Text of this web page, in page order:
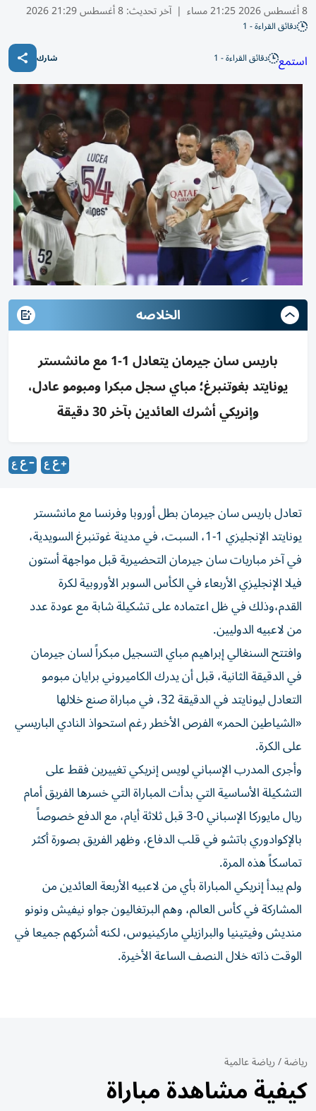
8 أغسطس 2026 21:25 مساء | آخر تحديث:8 أغسطس 21:29 2026
دقائق القراءة - 1
استمع دقائق القراءة - 1 شارك
الخلاصه
باريس سان جيرمان يتعادل 1-1 مع مانشستر
يونايتد بغوتنبرغ؛ مباي سجل مبكرا ومبومو عادل،
وإنريكي أشرك العائدين بآخر 30 دقيقة
تعادل باريس سان جيرمان بطل أوروبا وفرنسا مع مانشستر
يونايتد الإنجليزي 1-1، السبت، في مدينة غوتنبرغ السويدية،
في آخر مباريات سان جيرمان التحضيرية قبل مواجهة أستون
فيلا الإنجليزي الأربعاء في الكأس السوبر الأوروبية لكرة
القدم،وذلك في ظل اعتماده على تشكيلة شابة مع عودة عدد
من لاعبيه الدوليين.
وافتتح السنغالي إبراهيم مباي التسجيل مبكراً لسان جيرمان
في الدقيقة الثانية، قبل أن يدرك الكاميروني برايان مبومو
التعادل ليونايتد في الدقيقة 32، في مباراة صنع خلالها
«الشياطين الحمر» الفرص الأخطر رغم استحواذ النادي الباريسي
على الكرة.
وأجرى المدرب الإسباني لويس إنريكي تغييرين فقط على
التشكيلة الأساسية التي بدأت المباراة التي خسرها الفريق أمام
ريال مايوركا الإسباني 0-3 قبل ثلاثة أيام، مع الدفع خصوصاً
بالإكوادوري باتشو في قلب الدفاع، وظهر الفريق بصورة أكثر
تماسكاً هذه المرة.
ولم يبدأ إنريكي المباراة بأي من لاعبيه الأربعة العائدين من
المشاركة في كأس العالم، وهم البرتغاليون جواو نيفيش ونونو
منديش وفيتينيا والبرازيلي ماركينيوس، لكنه أشركهم جميعا في
الوقت ذاته خلال النصف الساعة الأخيرة.
رياضة/رياضة عالمية
كيفية مشاهدة مباراة